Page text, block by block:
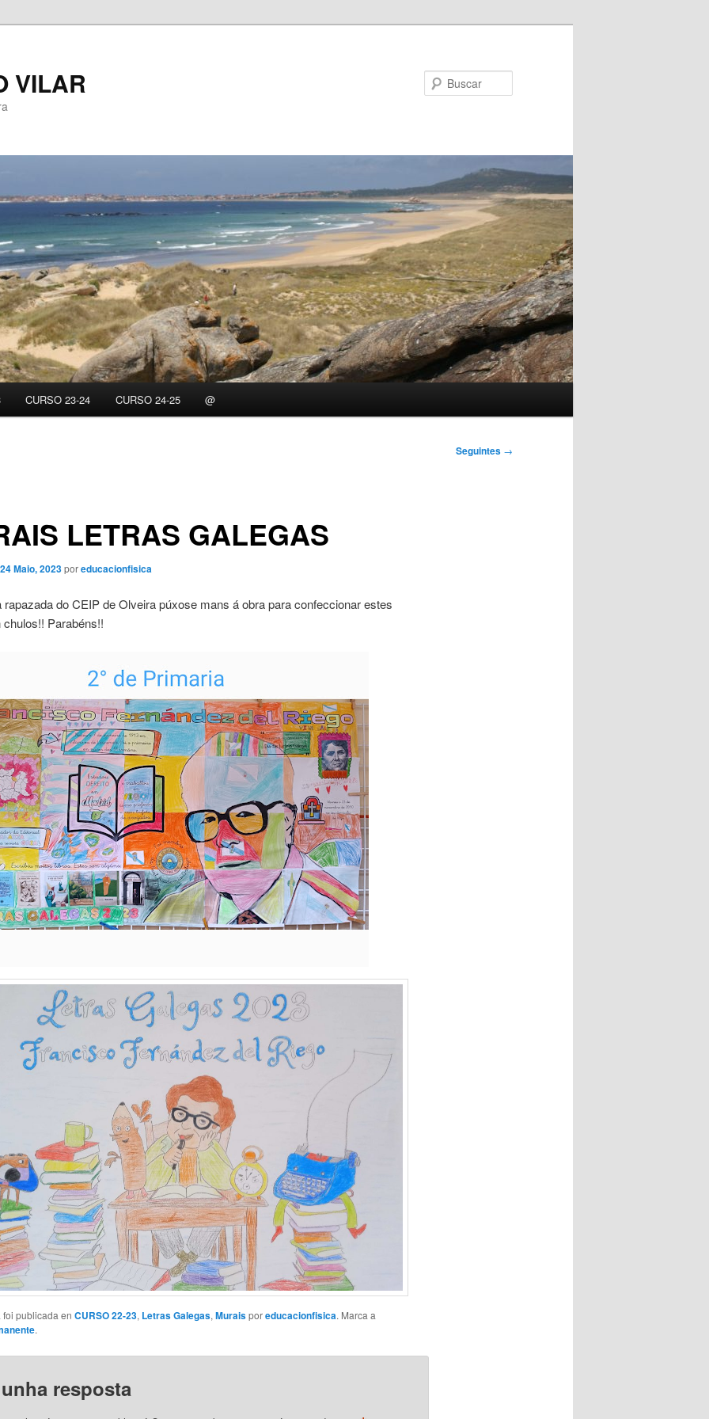
VILAR
CURSO 23-24 CURSO 24-25 @
Seguintes →
LETRAS GALEGAS
24 Maio, 2023poreducacionfisica
rapazada do CEIP de Olveira púxose mans á obra para confeccionar estes
chulos!! Parabéns!!
foi publicada en CURSO 22-23, Letras Galegas, Muraisporeducacionfisica. Marca a
.
resposta